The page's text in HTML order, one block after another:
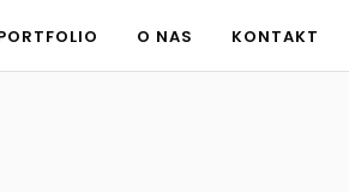
O NAS KONTAKT
O NAS KONTAKT